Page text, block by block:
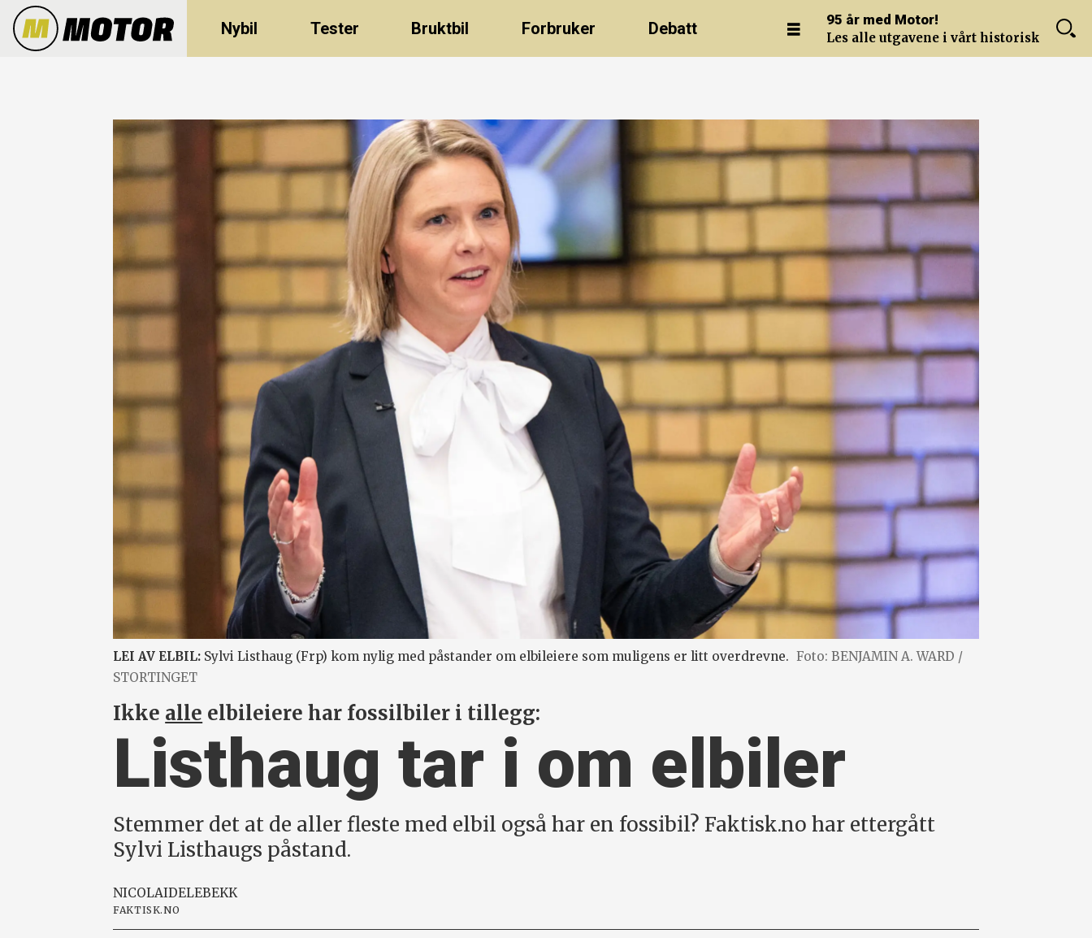
Nybil Tester Bruktbil Forbruker Debatt 95 år med Motor!
Les alle utgavene i vårt historiske arkiv.
LEI AV ELBIL: Sylvi Listhaug (Frp) kom nylig med påstander om elbileiere som muligens er litt overdrevne. Foto: BENJAMIN A. WARD /
STORTINGET
Ikke alle elbileiere har fossilbiler i tillegg:
Listhaug tar i om elbiler
Stemmer det at de aller fleste med elbil også har en fossibil? Faktisk.no har ettergått
Sylvi Listhaugs påstand.
NICOLAIDELEBEKK
FAKTISK.NO